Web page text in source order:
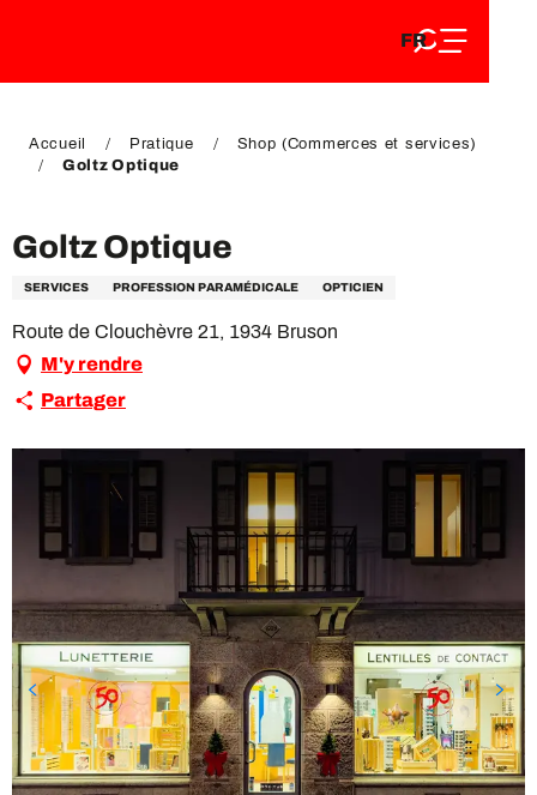
DE
FR
EN
Accueil Pratique
Shop (Commerces et services)
Goltz Optique
Goltz Optique
SERVICES PROFESSION PARAMÉDICALE OPTICIEN
Route de Clouchèvre 21, 1934 Bruson
M'y rendre
Partager